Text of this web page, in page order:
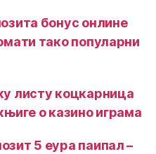
бонус онлине
тако популарни
листу коцкарница
о казино играма
5 еура паипал –